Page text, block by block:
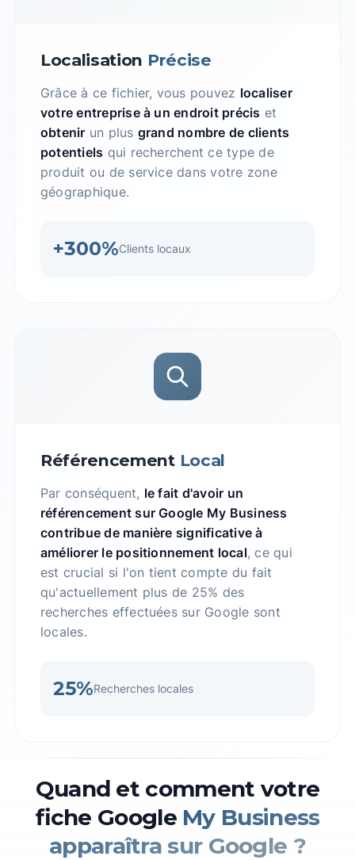
Localisation Précise
Grâce à ce fichier, vous pouvez localiser
votre entreprise à un endroit précis et
obtenir un plus grand nombre de clients
potentiels qui recherchent ce type de
produit ou de service dans votre zone
géographique.
+300%Clients locaux
Référencement Local
Par conséquent, le fait d'avoir un
référencement sur Google My Business
contribue de manière significative à
améliorer le positionnement local, ce qui
est crucial si l'on tient compte du fait
qu'actuellement plus de 25% des
recherches effectuées sur Google sont
locales.
25%Recherches locales
Quand et comment votre
fiche Google My Business
apparaîtra sur Google ?